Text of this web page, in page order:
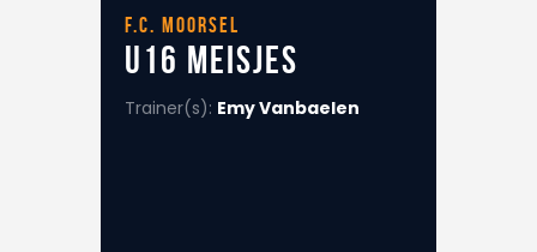
Locaties
Nuttige info
Contact
F.C. Moorsel
U16 Meisjes
Trainer(s): Emy Vanbaelen